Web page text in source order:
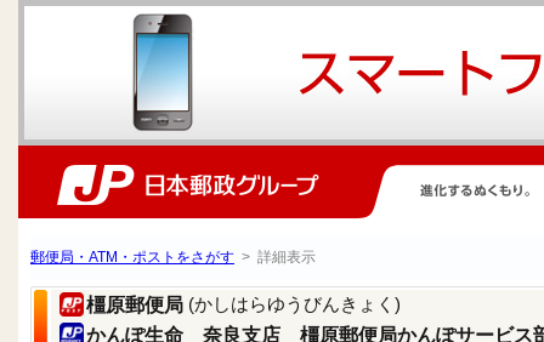
郵便局・ATM・ポストをさがす > 詳細表示
橿原郵便局 (かしはらゆうびんきょく)
かんぽ生命 奈良支店 橿原郵便局かんぽサービス